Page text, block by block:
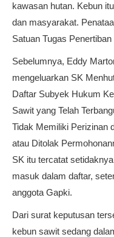
kawasan hutan. Kebun
dan masyarakat.
Satuan Tugas
Sebelumnya, Eddy
mengeluarkan SK
Daftar Subyek Hukum
Sawit yang Telah
Tidak Memiliki Perizinan
atau Ditolak
SK itu tercatat
masuk dalam daftar,
anggota Gapki.
Dari surat keputusan
kebun sawit sedang